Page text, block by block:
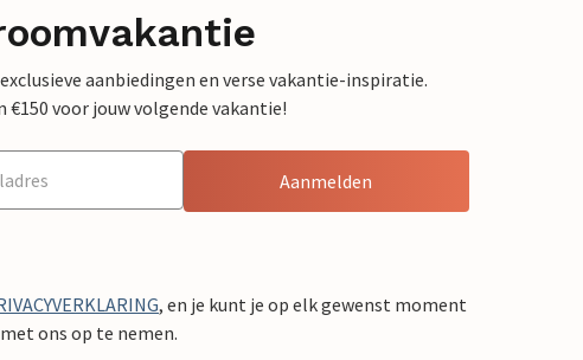
aanbiedingen en verse vakantie-inspiratie.
€150 voor jouw volgende vakantie!
Aanmelden
, en je kunt je op elk gewenst moment
ons op te nemen.